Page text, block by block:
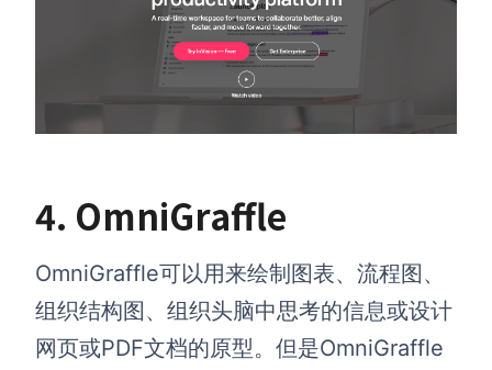
4. OmniGraffle
OmniGraffle可以用来绘制图表、流程图、
组织结构图、组织头脑中思考的信息或设计
网页或PDF文档的原型。但是OmniGraffle